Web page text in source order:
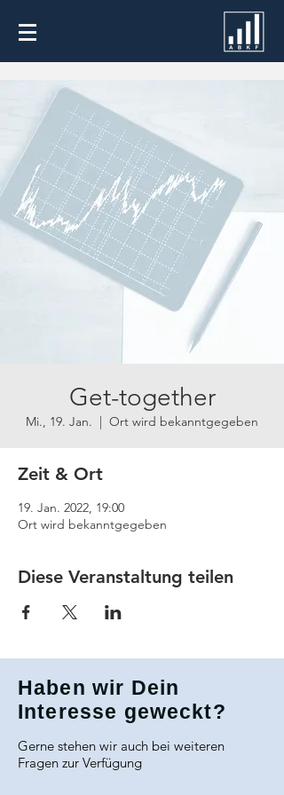
Get-together
Mi., 19. Jan.
  |
Ort wird bekanntgegeben
Zeit & Ort
19. Jan. 2022, 19:00
Ort wird bekanntgegeben
Diese Veranstaltung teilen
Haben wir Dein
Interesse geweckt?
Gerne stehen wir auch bei weiteren
Fragen zur Verfügung